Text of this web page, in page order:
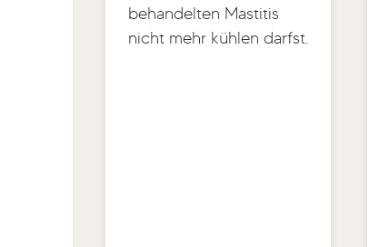
behandelten Mastitis
nicht mehr kühlen darfst.